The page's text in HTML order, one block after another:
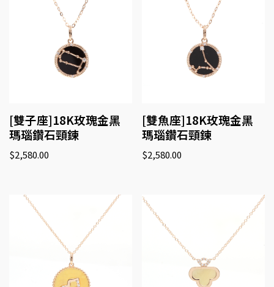
[雙子座]18K玫瑰金黑
瑪瑙鑽石頸鍊
$2,580.00
[雙魚座]18K玫瑰金黑
瑪瑙鑽石頸鍊
$2,580.00